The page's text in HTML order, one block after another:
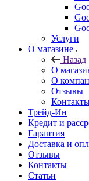
Услуги
О магазине
Назад
О
О
Отзывы
Трейд-Ин
Кредит и
Гарантия
Доставка и
Отзывы
Контакты
Статьи